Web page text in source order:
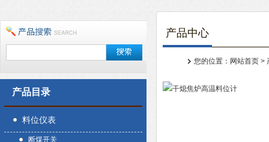
产品目录
料位仪表
断煤开关
产品中心
您的位置： 网站首页 >